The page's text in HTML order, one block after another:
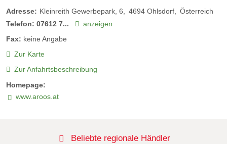
Adresse: Kleinreith Gewerbepark, 6 4694 Ohlsdorf
Österreich
Telefon: 07612 7...
anzeigen
Fax: keine Angabe
Zur Karte
Zur Anfahrtsbeschreibung
Homepage:
www.aroos.at
Beliebte regionale Händler